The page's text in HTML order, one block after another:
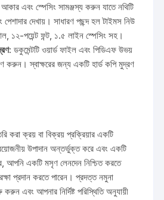
এবং স্পেসিং সামঞ্জস্য করুন যাতে নথিটি
দেখায়। সাধারণ পছন্দ হল টাইমস নিউ
১২-পয়েন্ট ফন্ট, ১.৫ লাইন স্পেসিং সহ।
: ডকুমেন্টটি ওয়ার্ড ফাইল এবং পিডিএফ উভয়
করুন। স্বাক্ষরের জন্য একটি হার্ড কপি মুদ্রণ
করা ক্রয় বা বিক্রয় প্রক্রিয়ার একটি
উপাদান অন্তর্ভুক্ত করে এবং একটি
আপনি একটি মসৃণ লেনদেন নিশ্চিত করতে
প্রদান করতে পারেন। প্রদত্ত নমুনা
এবং আপনার নির্দিষ্ট পরিস্থিতি অনুযায়ী